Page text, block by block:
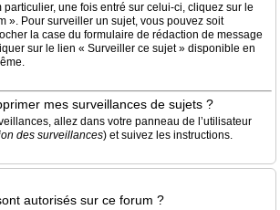
particulier, une fois entré sur celui-ci, cliquez sur le
». Pour surveiller un sujet, vous pouvez soit
la case du formulaire de rédaction de message
sur le lien « Surveiller ce sujet » disponible en
mes surveillances de sujets ?
allez dans votre panneau de l’utilisateur
des surveillances) et suivez les instructions.
autorisés sur ce forum ?